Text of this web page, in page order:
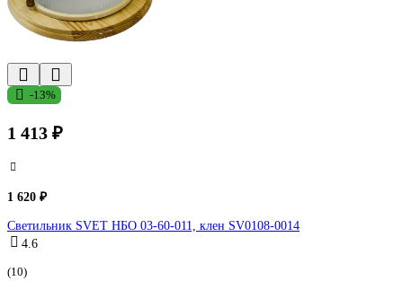
-13%
1 413 ₽
1 620 ₽
Светильник SVET НБО 03-60-011, клен SV0108-0014
4.6
(10)